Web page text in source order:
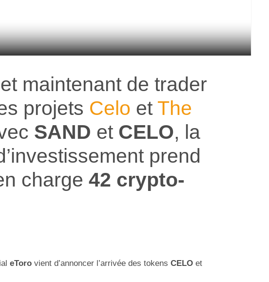
maintenant de trader
projets Celo et The
SAND et CELO, la
prend
charge 42 crypto-
eToro vient d’annoncer l’arrivée des tokens CELO et